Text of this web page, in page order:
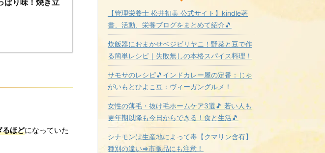
ぱり味！焼き立
るほどになっていた
【管理栄養士 松井初美 公式サイト】kindle著
書、活動、栄養ブログをまとめて紹介🎵
炊飯器におまかせベジビリヤニ！野菜と豆で作
る簡単レシピ｜失敗無しの本格スパイス料理！
サモサのレシピ🎵インドカレー屋の定番：じゃ
がいもとひよこ豆：ヴィーガングルメ！
女性の薄毛・抜け毛ホームケア3選🎵 若い人も
更年期以降も今日からできる！食と生活🎵
シナモンは生産地によって毒【クマリン含有】
種別の違い⇒市販品にも注意！